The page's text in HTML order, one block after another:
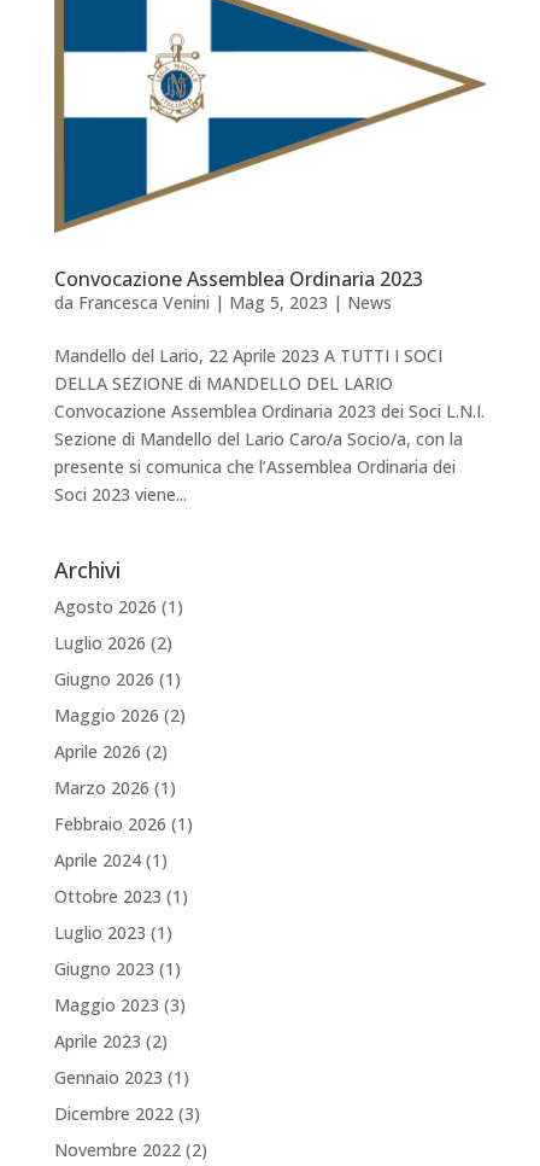
Convocazione Assemblea Ordinaria 2023
da Francesca Venini | Mag 5, 2023 | News
Mandello del Lario, 22 Aprile 2023 A TUTTI I SOCI
DELLA SEZIONE di MANDELLO DEL LARIO
Convocazione Assemblea Ordinaria 2023 dei Soci L.N.I.
Sezione di Mandello del Lario Caro/a Socio/a, con la
presente si comunica che l’Assemblea Ordinaria dei
Soci 2023 viene...
Archivi
Agosto 2026 (1)
Luglio 2026 (2)
Giugno 2026 (1)
Maggio 2026 (2)
Aprile 2026 (2)
Marzo 2026 (1)
Febbraio 2026 (1)
Aprile 2024(1)
Ottobre 2023 (1)
Luglio 2023 (1)
Giugno 2023 (1)
Maggio 2023 (3)
Aprile 2023 (2)
Gennaio 2023 (1)
Dicembre 2022(3)
Novembre 2022(2)